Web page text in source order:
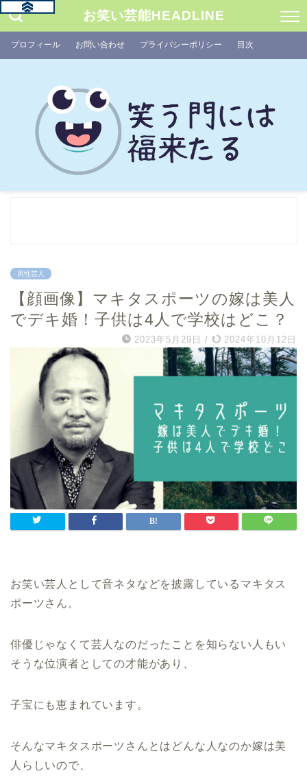
お笑い芸能HEADLINE
プロフィール お問い合わせ プライバシーポリシー 目次
男性芸人
【顔画像】マキタスポーツの嫁は美人
でデキ婚！子供は4人で学校はどこ？
2023年5月29日 / 2024年10月12日
お笑い芸人として音ネタなどを披露しているマキタス
ポーツさん。
俳優じゃなくて芸人なのだったことを知らない人もい
そうな位演者としての才能があり、
子宝にも恵まれています。
そんなマキタスポーツさんとはどんな人なのか嫁は美
人らしいので、